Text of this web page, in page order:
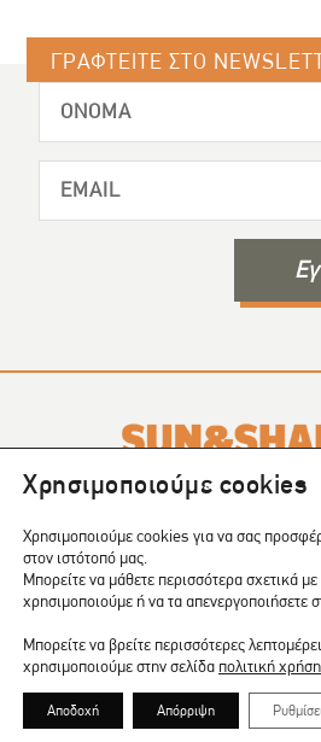
ΓΡΑΦΤΕΙΤΕ ΣΤΟ
τεύχη το
COPYRIGHT © 2024 |
ΠΟΛΙΤΙΚΗ ΑΠΟΡΡΗΤΟΥ
Χρησιμοποιούμε cookies
Χρησιμοποιούμε cookies για να σας
στον ιστότοπό μας.
Μπορείτε να μάθετε περισσότερα σχετικά
χρησιμοποιούμε ή να τα απενεργοποιήσετε
Μπορείτε να βρείτε περισσότερες
χρησιμοποιούμε στην σελίδα πολιτική
Αποδοχή Απόρριψη